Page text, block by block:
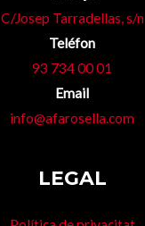
C/Josep Tarradellas, s/n
Teléfon
93 734 00 01
Email
info@afarosella.com
LEGAL